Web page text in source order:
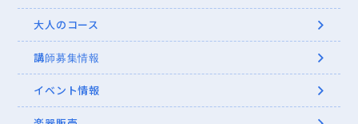
大人のコース
講師募集情報
イベント情報